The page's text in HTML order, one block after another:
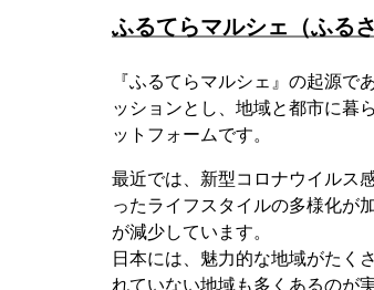
ふるてらマルシェ（ふる
『ふるてらマルシェ』の起源で
ッションとし、地域と都市に暮
ットフォームです。
最近では、新型コロナウイルス
ったライフスタイルの多様化が
が減少しています。
日本には、魅力的な地域がたく
れていない地域も多くあるのが